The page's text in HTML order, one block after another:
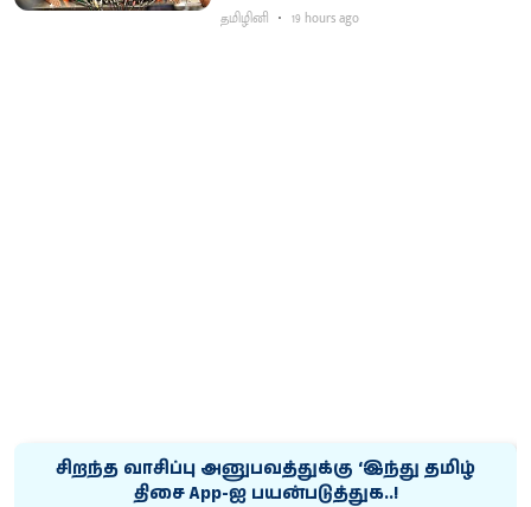
தமிழினி 19 hours ago
சிறந்த வாசிப்பு அனுபவத்துக்கு ‘இந்து தமிழ்
திசை App-ஐ பயன்படுத்துக..!